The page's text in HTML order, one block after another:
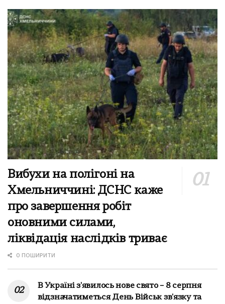
Вибухи на полігоні на
Хмельниччині: ДСНС каже
про завершення робіт
оновними силами,
ліквідація наслідків триває
0 ПОШИРИТИ
В Україні з'явилось нове свято – 8 серпня
відзначатиметься День Військ зв'язку та